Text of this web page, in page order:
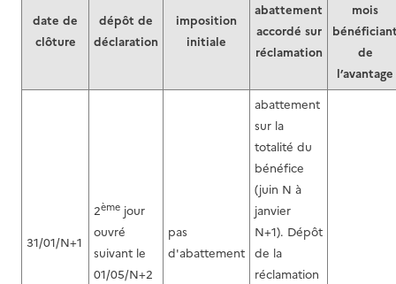
date de
clôture
dépôt de
déclaration
imposition
initiale
abattement
accordé sur
réclamation
mois
de
l’avantage
31/01/N+1
2ème jour
ouvré
suivant le
01/05/N+2
pas
d'abattement
abattement
sur la
totalité du
bénéfice
(juin N à
janvier
N+1). Dépôt
de la
réclamation